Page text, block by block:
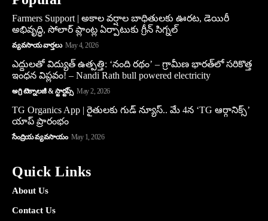
Farmers Support | అకాల వర్షాల బాధితులకు ఊరట, డెయిరీ
అభివృద్ధి, సోలార్ ప్లాంట్ల ఏర్పాటుకు గ్రీన్‌ సిగ్నల్
వ్యవసాయ వార్తలు May 4, 2026
ఎద్దులతో విద్యుత్ ఉత్పత్తి: ‘నంది రథం’ – గ్రామీణ భారత్‌లో సరికొత్త
ఇంధన విప్లవం! – Nandi Rath bull powered electricity
అగ్రి టెక్నాలజీ & స్టార్టప్స్ May 2, 2026
TG Organics App | రైతులకు గుడ్ న్యూస్.. మే 4న ‘TG ఆర్గానిక్స్’
యాప్ ప్రారంభం
సేంద్రియ వ్యవసాయం May 1, 2026
Quick Links
About Us
Contact Us